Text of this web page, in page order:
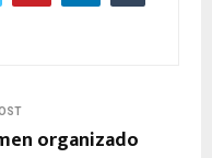
organizado